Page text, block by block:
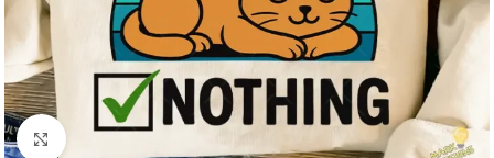
Click to enlarge